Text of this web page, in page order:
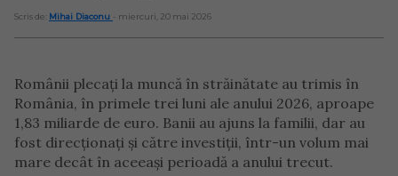
Scris de: Mihai Diaconu - miercuri, 20 mai 2026
Românii plecați la muncă în străinătate au trimis în
România, în primele trei luni ale anului 2026, aproape
1,83 miliarde de euro. Banii au ajuns la familii, dar au
fost direcționați și către investiții, într-un volum mai
mare decât în aceeași perioadă a anului trecut.